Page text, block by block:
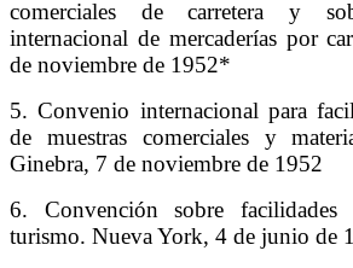
comerciales de carretera y
internacional de mercaderías por
de noviembre de 1952*
5. Convenio internacional para
de muestras comerciales y
Ginebra, 7 de noviembre de 1952
6. Convención sobre facilidades
turismo. Nueva York, 4 de junio de